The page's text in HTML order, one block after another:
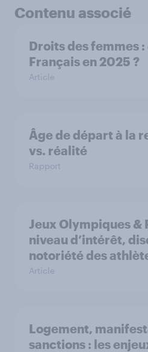
Contenu associé
Droits des femmes :
Français en 2025 ?
Article
Âge de départ à la
vs. réalité
Rapport
Jeux Olympiques &
niveau d’intérêt,
notoriété des
Article
Logement,
sanctions : les